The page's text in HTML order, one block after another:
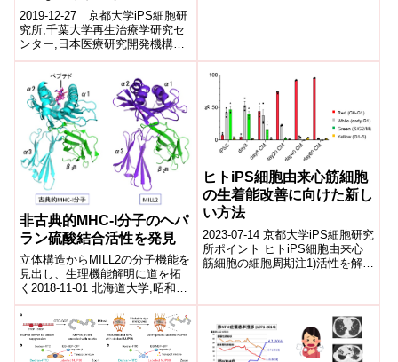
2019-12-27 京都大学iPS細胞研
究所,千葉大学再生治療学研究セ
ンター,日本医療研究開発機構ポ
イント 自分と異なるHLAクラスI
注1)を持つ血小板注2)...
非古典的MHC-I分子のヘパ
ラン硫酸結合活性を発見
立体構造からMILL2の分子機能を
見出し、生理機能解明に道を拓
く2018-11-01 北海道大学,昭和薬
科大学,日本医療研究開発機構ポ
イント げっ歯類などのゲノ...
ヒトiPS細胞由来心筋細胞
の生着能改善に向けた新し
い方法
2023-07-14 京都大学iPS細胞研究
所ポイント ヒトiPS細胞由来心
筋細胞の細胞周期注1)活性を解析